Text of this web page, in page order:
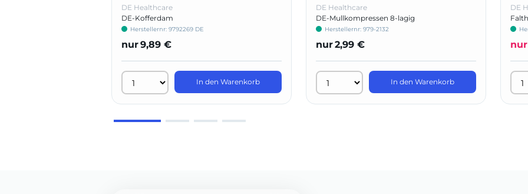
DE Healthcare
DE-Kofferdam
Herstellernr: 9792269 DE
nur9,89 €
In den Warenkorb
DE Healthcare
DE-Mullkompressen 8-lagig
Herstellernr: 979-2132
nur2,99 €
In den Warenkorb
DE
nur